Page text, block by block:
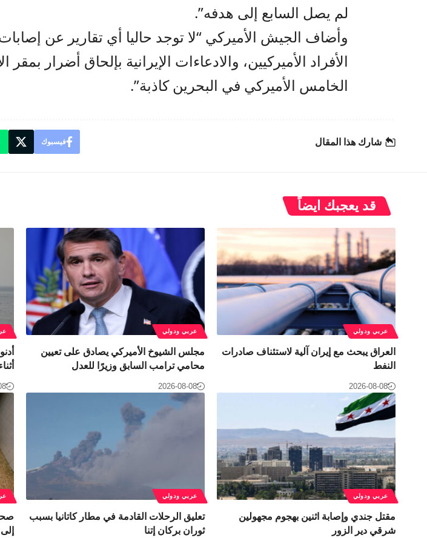
لم يصل السابع إلى هدفه”.
وأضاف الجيش الأميركي “لا توجد حاليا أي تقارير عن
الأفراد الأميركيين، والادعاءات الإيرانية بإلحاق أضرار
الخامس الأميركي في البحرين كاذبة”.
شارك هذا المقال فيسبوك
قد يعجبك ايضاً
عربي ودولي
العراق يبحث مع إيران آلية لاستئناف صادرات
النفط
2026-08-08
عربي ودولي
مجلس الشيوخ الأميركي يصادق على تعيين
محامي ترامب السابق وزيرًا للعدل
2026-08-08
عربي ودولي
مقتل جندي وإصابة اثنين بهجوم مجهولين
شرقي دير الزور
عربي ودولي
تعليق الرحلات القادمة في مطار كاتانيا بسبب
ثوران بركان إتنا
إلى 73,384 شهيدًا و174,242 مصابًا